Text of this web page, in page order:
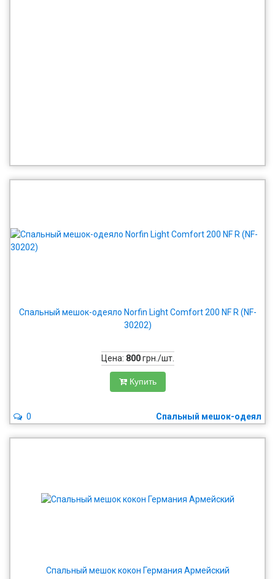
Спальный мешок-одеяло Norfin Light Comfort 200 NF R (NF-
30202)
Цена: 800грн./шт.
Купить
Спальный мешок-одеял
0
Спальный мешок кокон Германия Армейский